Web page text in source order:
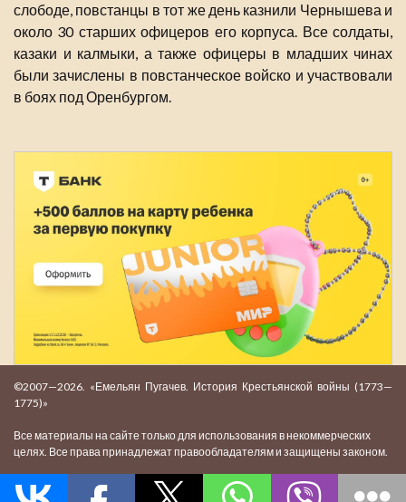
слободе, повстанцы в тот же день казнили Чернышева и
около 30 старших офицеров его корпуса. Все солдаты,
казаки и калмыки, а также офицеры в младших чинах
были зачислены в повстанческое войско и участвовали
в боях под Оренбургом.
©2007—2026. «Емельян Пугачев. История Крестьянской войны (1773—
1775)»
Все материалы на сайте только для использования в некоммерческих
целях. Все права принадлежат правообладателям и защищены законом.